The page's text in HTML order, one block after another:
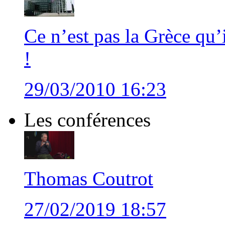
Ce n’est pas la Grèce
!
29/03/2010 16:23
Les conférences
Thomas Coutrot
27/02/2019 18:57